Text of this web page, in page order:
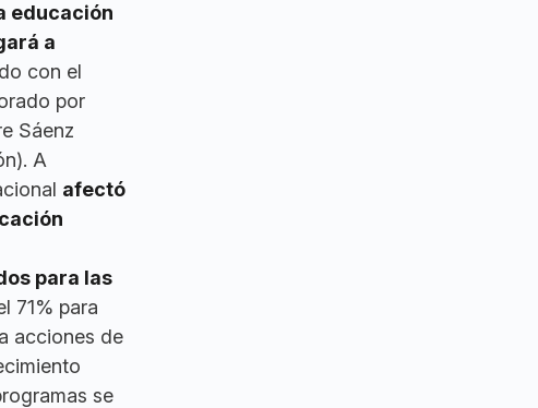
educación
a
con el
por
Sáenz
A
afectó
para las
71% para
acciones de
se